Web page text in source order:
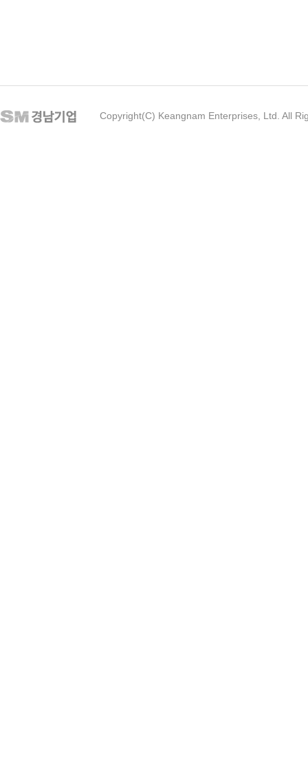
Copyright(C) Keangnam Enterprises, Ltd. All